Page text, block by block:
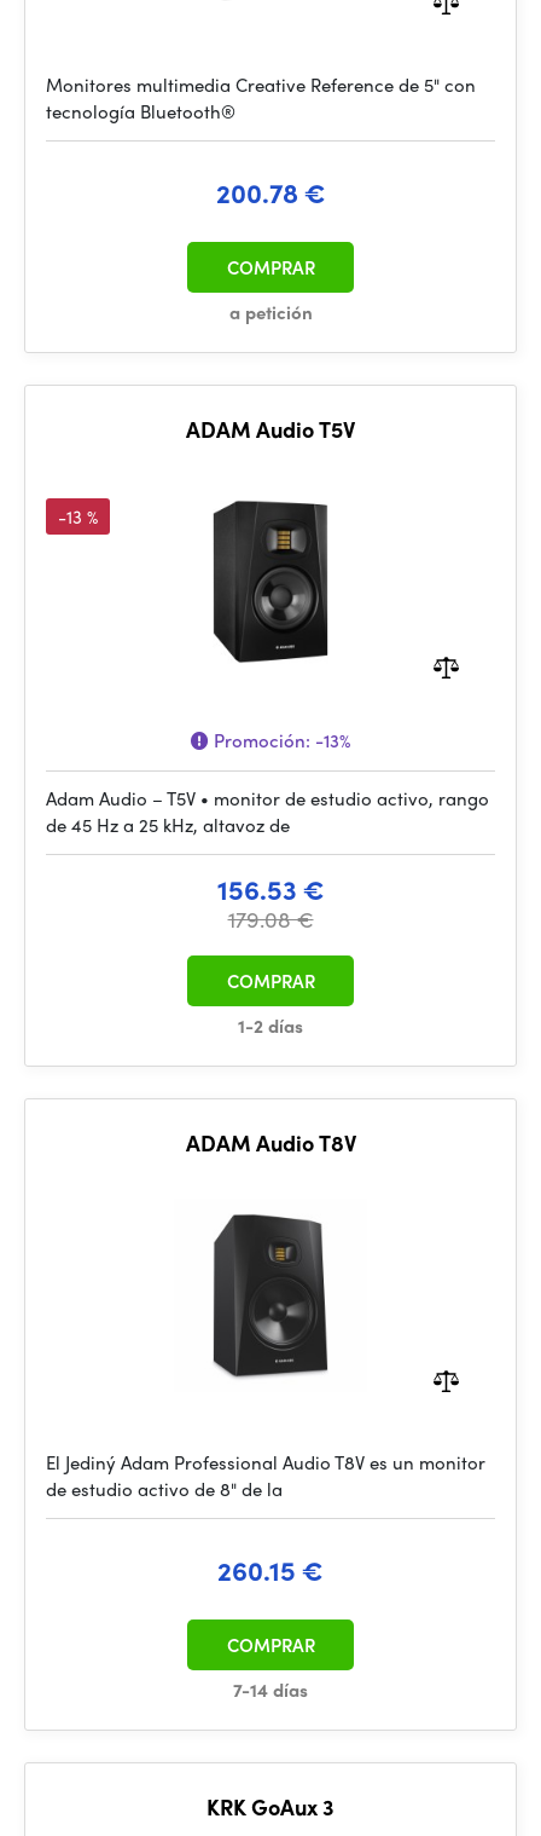
Monitores multimedia Creative Reference de 5" con
tecnología Bluetooth®
200.78 €
a petición
COMPRAR
ADAM Audio T5V
-13 %
Promoción: -13%
Adam Audio – T5V • monitor de estudio activo, rango
de 45 Hz a 25 kHz, altavoz de
156.53 €
179.08 €
1-2 días
COMPRAR
ADAM Audio T8V
El Jediný Adam Professional Audio T8V es un monitor
de estudio activo de 8" de la
260.15 €
7-14 días
COMPRAR
KRK GoAux 3